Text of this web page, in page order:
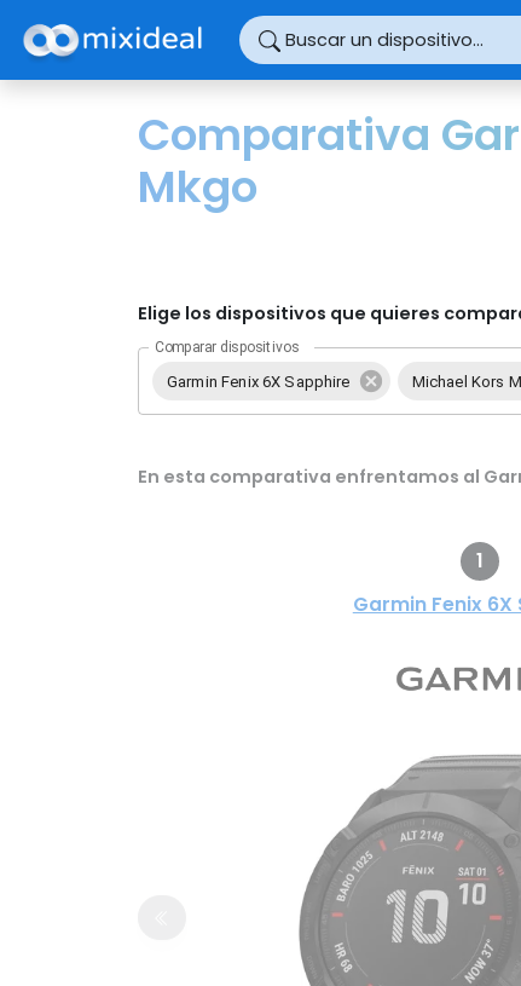
Buscar un dispositivo...
Comparativa
Mkgo
Elige los dispositivos que quieres
Comparar dispositivos
Garmin Fenix 6X Sapphire Michael Kors
En esta comparativa enfrentamos al
1
Garmin Fenix